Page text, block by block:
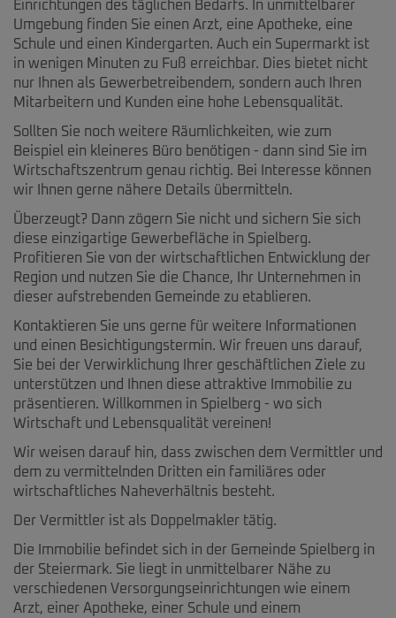
Einrichtungen des täglichen Bedarfs. In unmittelbarer
Umgebung finden Sie einen Arzt, eine Apotheke, eine
Schule und einen Kindergarten. Auch ein Supermarkt ist
in wenigen Minuten zu Fuß erreichbar. Dies bietet nicht
nur Ihnen als Gewerbetreibendem, sondern auch Ihren
Mitarbeitern und Kunden eine hohe Lebensqualität.
Sollten Sie noch weitere Räumlichkeiten, wie zum
Beispiel ein kleineres Büro benötigen - dann sind Sie im
Wirtschaftszentrum genau richtig. Bei Interesse können
wir Ihnen gerne nähere Details übermitteln.
Überzeugt? Dann zögern Sie nicht und sichern Sie sich
diese einzigartige Gewerbefläche in Spielberg.
Profitieren Sie von der wirtschaftlichen Entwicklung der
Region und nutzen Sie die Chance, Ihr Unternehmen in
dieser aufstrebenden Gemeinde zu etablieren.
Kontaktieren Sie uns gerne für weitere Informationen
und einen Besichtigungstermin. Wir freuen uns darauf,
Sie bei der Verwirklichung Ihrer geschäftlichen Ziele zu
unterstützen und Ihnen diese attraktive Immobilie zu
präsentieren. Willkommen in Spielberg - wo sich
Wirtschaft und Lebensqualität vereinen!
Wir weisen darauf hin, dass zwischen dem Vermittler und
dem zu vermittelnden Dritten ein familiäres oder
wirtschaftliches Naheverhältnis besteht.
Der Vermittler ist als Doppelmakler tätig.
Die Immobilie befindet sich in der Gemeinde Spielberg in
der Steiermark. Sie liegt in unmittelbarer Nähe zu
verschiedenen Versorgungseinrichtungen wie einem
Arzt, einer Apotheke, einer Schule und einem